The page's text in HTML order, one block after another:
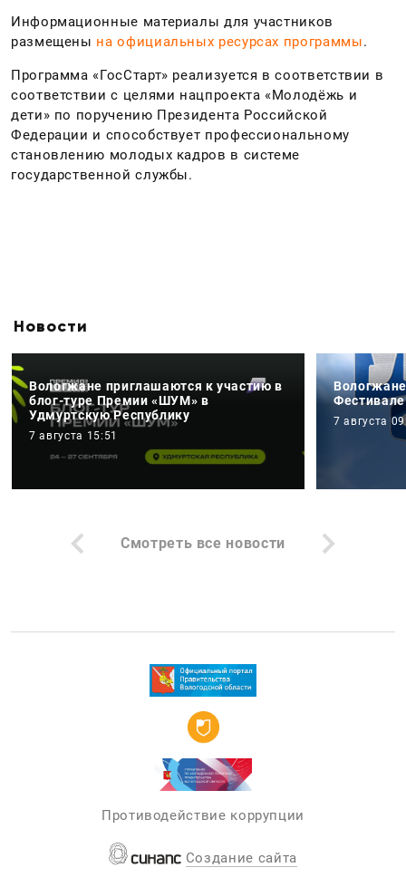
Информационные материалы для участников
размещены на официальных ресурсах программы.
Программа «ГосСтарт» реализуется в соответствии в
соответствии с целями нацпроекта «Молодёжь и
дети» по поручению Президента Российской
Федерации и способствует профессиональному
становлению молодых кадров в системе
государственной службы.
Новости
Вологжане приглашаются к участию в
блог-туре Премии «ШУМ» в
Удмуртскую Республику
7 августа 15:51
7 августа
Смотреть все новости
Противодействие коррупции
Создание сайта